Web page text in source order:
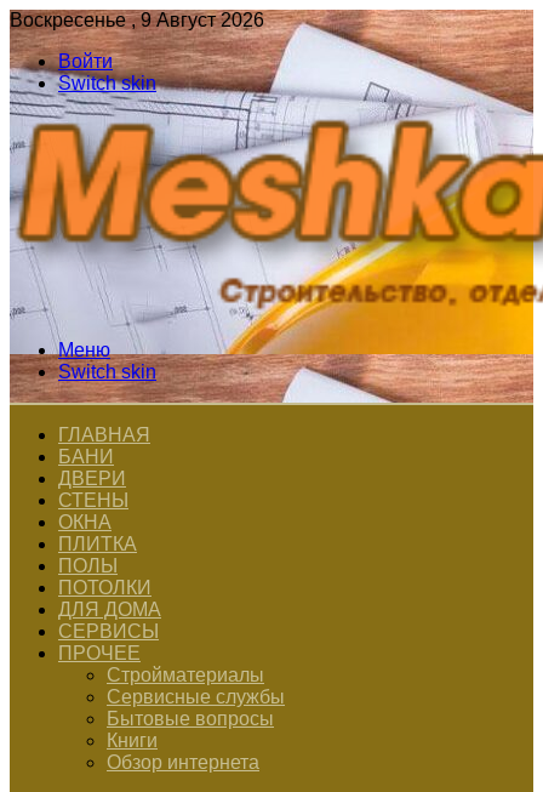
Воскресенье , 9 Август 2026
Войти
Switch skin
Меню
Switch skin
ГЛАВНАЯ
БАНИ
ДВЕРИ
СТЕНЫ
ОКНА
ПЛИТКА
ПОЛЫ
ПОТОЛКИ
ДЛЯ ДОМА
СЕРВИСЫ
ПРОЧЕЕ
Стройматериалы
Сервисные службы
Бытовые вопросы
Книги
Обзор интернета